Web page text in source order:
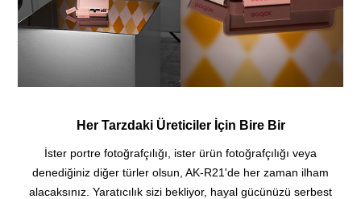
Her Tarzdaki Üreticiler İçin Bire Bir
İster portre fotoğrafçılığı, ister ürün fotoğrafçılığı veya
denediğiniz diğer türler olsun, AK-R21'de her zaman ilham
alacaksınız. Yaratıcılık sizi bekliyor, hayal gücünüzü serbest